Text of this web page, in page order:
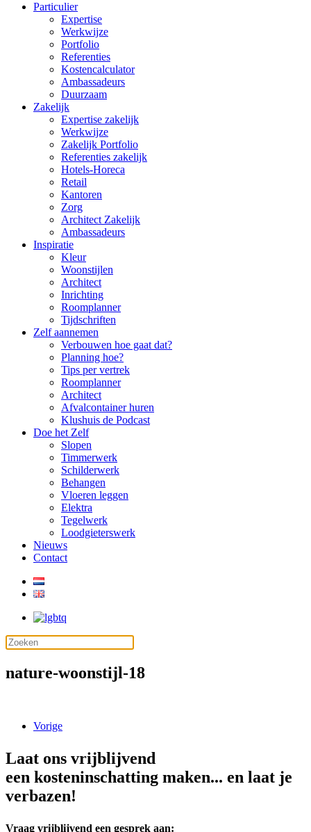
Particulier
Expertise
Werkwijze
Portfolio
Referenties
Kostencalculator
Ambassadeurs
Duurzaam
Zakelijk
Expertise zakelijk
Werkwijze
Zakelijk Portfolio
Referenties zakelijk
Hotels-Horeca
Retail
Kantoren
Zorg
Architect Zakelijk
Ambassadeurs
Inspiratie
Kleur
Woonstijlen
Architect
Inrichting
Roomplanner
Tijdschriften
Zelf aannemen
Verbouwen hoe gaat dat?
Planning hoe?
Tips per vertrek
Roomplanner
Architect
Afvalcontainer huren
Klushuis de Podcast
Doe het Zelf
Slopen
Timmerwerk
Schilderwerk
Behangen
Vloeren leggen
Elektra
Tegelwerk
Loodgieterswerk
Nieuws
Contact
nature-woonstijl-18
Vorige
Laat ons vrijblijvend
een kosteninschatting maken... en laat je
verbazen!
Vraag vrijblijvend een gesprek aan: